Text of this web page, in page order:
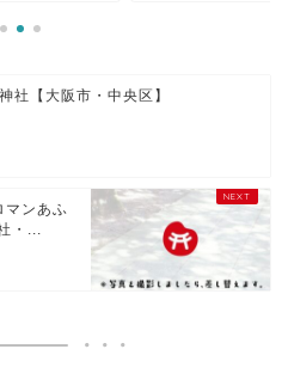
社【大阪市・中央区】
マンあふ
・...